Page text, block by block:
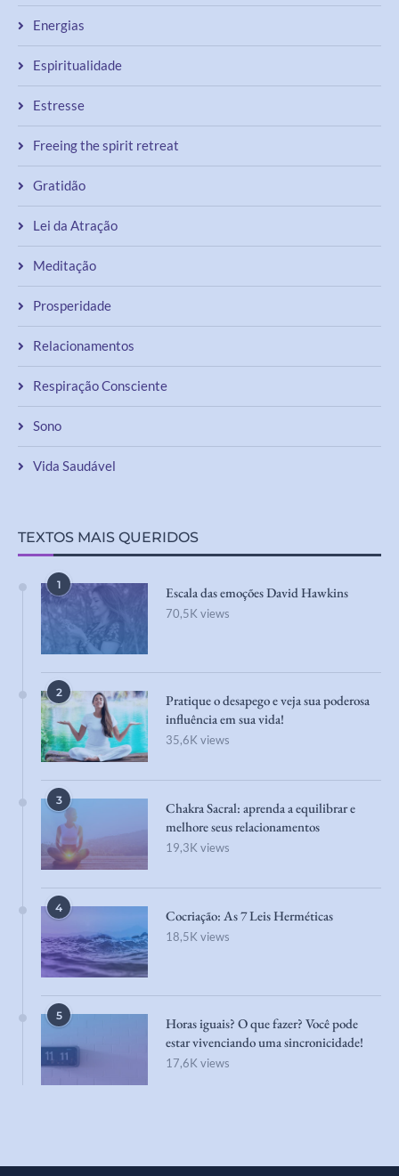
Energias
Espiritualidade
Estresse
Freeing the spirit retreat
Gratidão
Lei da Atração
Meditação
Prosperidade
Relacionamentos
Respiração Consciente
Sono
Vida Saudável
TEXTOS MAIS QUERIDOS
1 Escala das emoções David Hawkins
70,5K views
2
Pratique o desapego e veja sua poderosa
influência em sua vida!
35,6K views
3
Chakra Sacral: aprenda a equilibrar e
melhore seus relacionamentos
19,3K views
4 Cocriação: As 7 Leis Herméticas
18,5K views
5
Horas iguais? O que fazer? Você pode
estar vivenciando uma sincronicidade!
17,6K views